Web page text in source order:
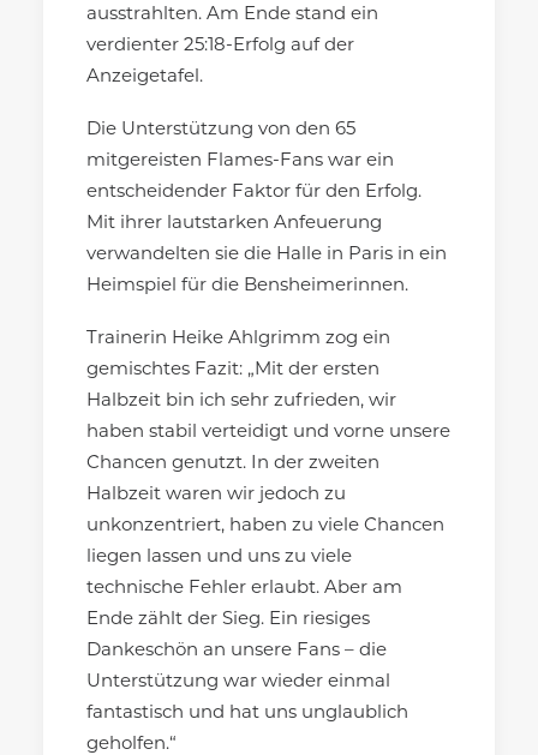
ausstrahlten. Am Ende stand ein
verdienter 25:18-Erfolg auf der
Anzeigetafel.
Die Unterstützung von den 65
mitgereisten Flames-Fans war ein
entscheidender Faktor für den Erfolg.
Mit ihrer lautstarken Anfeuerung
verwandelten sie die Halle in Paris in ein
Heimspiel für die Bensheimerinnen.
Trainerin Heike Ahlgrimm zog ein
gemischtes Fazit: „Mit der ersten
Halbzeit bin ich sehr zufrieden, wir
haben stabil verteidigt und vorne unsere
Chancen genutzt. In der zweiten
Halbzeit waren wir jedoch zu
unkonzentriert, haben zu viele Chancen
liegen lassen und uns zu viele
technische Fehler erlaubt. Aber am
Ende zählt der Sieg. Ein riesiges
Dankeschön an unsere Fans – die
Unterstützung war wieder einmal
fantastisch und hat uns unglaublich
geholfen.“